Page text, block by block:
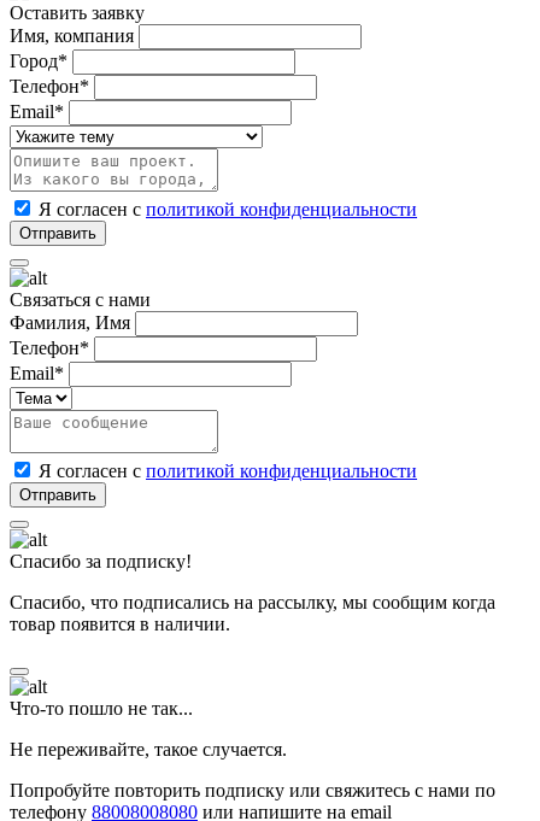
Оставить заявку
Имя, компания
Город*
Телефон*
Email*
Я согласен с политикой конфиденциальности
Связаться с нами
Фамилия, Имя
Телефон*
Email*
Я согласен с политикой конфиденциальности
Спасибо за подписку!
Спасибо, что подписались на рассылку, мы сообщим когда
товар появится в наличии.
Что-то пошло не так...
Не переживайте, такое случается.
Попробуйте повторить подписку или свяжитесь с нами по
телефону 88008008080 или напишите на email